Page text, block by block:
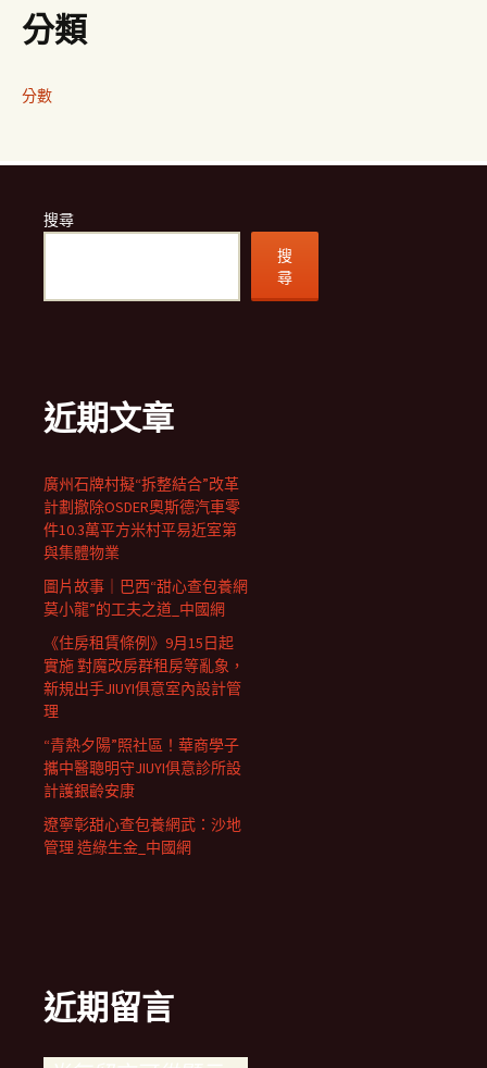
分類
分數
搜尋
搜
尋
近期文章
廣州石牌村擬“拆整結合”改革
計劃撤除OSDER奧斯德汽車零
件10.3萬平方米村平易近室第
與集體物業
圖片故事｜巴西“甜心查包養網
莫小龍”的工夫之道_中國網
《住房租賃條例》9月15日起
實施 對魔改房群租房等亂象，
新規出手JIUYI俱意室內設計管
理
“青熱夕陽”照社區！華商學子
攜中醫聰明守JIUYI俱意診所設
計護銀齡安康
遼寧彰甜心查包養網武：沙地
管理 造綠生金_中國網
近期留言